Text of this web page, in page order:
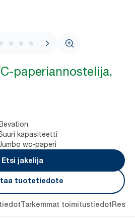
1 / 8
paperiannostelija,
kapasiteetti
wc-paperi
Etsi jakelija
tuotetiedote
Tarkemmat toimitustiedot